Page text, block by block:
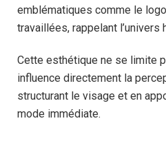
emblématiques comme le logo
travaillées, rappelant l’univers
Cette esthétique ne se limite
influence directement la
structurant le visage et en
mode immédiate.